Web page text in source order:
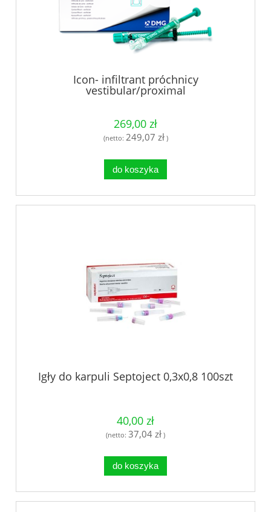
Icon- infiltrant próchnicy
vestibular/proximal
269,00 zł
(netto: 249,07 zł)
do koszyka
Igły do karpuli Septoject 0,3x0,8 100szt
40,00 zł
(netto: 37,04 zł )
do koszyka